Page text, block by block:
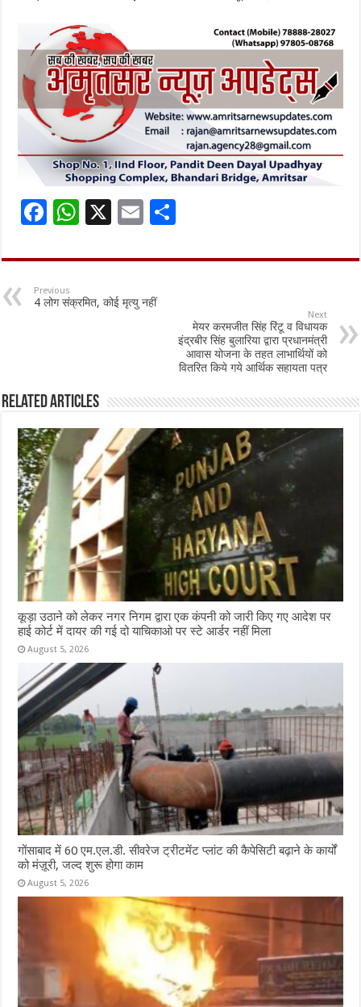
F
e
b
o
W
at
sA
p
X
E
ai
l
ar
Previous
4 लोग संक्रमित, कोई मृत्यु नहीं
Next
मेयर करमजीत सिंह रिंटू व विधायक
इंद्रबीर सिंह बुलारिया द्वारा प्रधानमंत्री
आवास योजना के तहत लाभार्थियों को
वितरित किये गये आर्थिक सहायता पत्र
Related Articles
कूड़ा उठाने को लेकर नगर निगम द्वारा एक कंपनी को जारी किए गए आदेश पर
हाई कोर्ट में दायर की गई दो याचिकाओ पर स्टे आर्डर नहीं मिला
August 5, 2026
गोंसाबाद में 60 एम.एल.डी. सीवरेज ट्रीटमेंट प्लांट की कैपेसिटी बढ़ाने के कार्यों
को मंज़ूरी, जल्द शुरू होगा काम
August 5, 2026